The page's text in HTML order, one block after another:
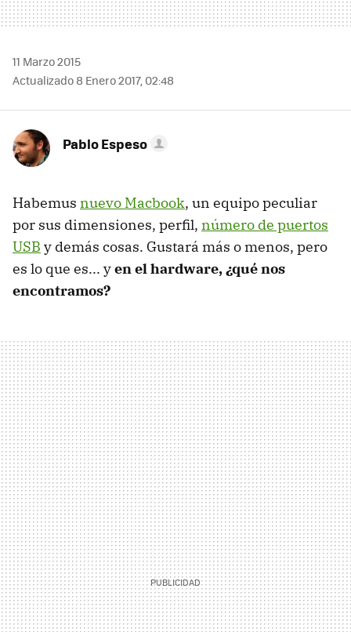
11 Marzo 2015
Actualizado 8 Enero 2017, 02:48
Pablo Espeso
Habemus nuevo Macbook, un equipo peculiar
por sus dimensiones, perfil, número de puertos
USB y demás cosas. Gustará más o menos, pero
es lo que es... yen el hardware, ¿qué nos
encontramos?